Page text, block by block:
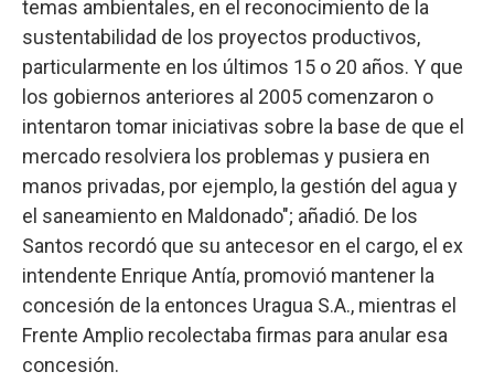
temas ambientales, en el reconocimiento de la
sustentabilidad de los proyectos productivos,
particularmente en los últimos 15 o 20 años. Y que
los gobiernos anteriores al 2005 comenzaron o
intentaron tomar iniciativas sobre la base de que el
mercado resolviera los problemas y pusiera en
manos privadas, por ejemplo, la gestión del agua y
el saneamiento en Maldonado"; añadió. De los
Santos recordó que su antecesor en el cargo, el ex
intendente Enrique Antía, promovió mantener la
concesión de la entonces Uragua S.A., mientras el
Frente Amplio recolectaba firmas para anular esa
concesión.